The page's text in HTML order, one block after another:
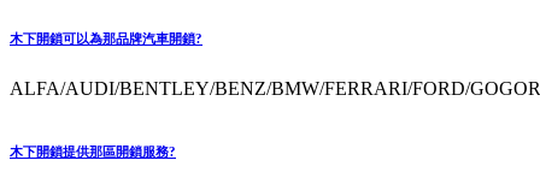
木下開鎖可以為那品牌汽車開鎖?
ALFA/AUDI/BENTLEY/BENZ/BMW/FERRARI/FORD/
木下開鎖提供那區開鎖服務?